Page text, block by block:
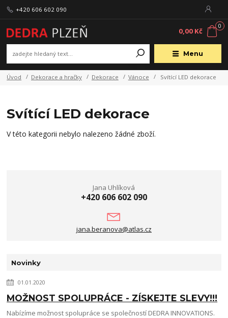
Menu
+420 606 602 090
0
0,00 Kč
Úvod Dekorace a hračky Dekorace Vánoce Svítící LED dekorace
Svítící LED dekorace
V této kategorii nebylo nalezeno žádné zboží.
Jana Uhlíková
+420 606 602 090
jana.beranova@atlas.cz
Novinky
01.01.2020
MOŽNOST SPOLUPRÁCE - ZÍSKEJTE SLEVY!!!
Nabízíme možnost spolupráce se společností DEDRA INNOVATIONS.